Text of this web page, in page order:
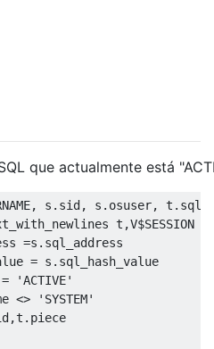
que actualmente está
, s . sid, s . osuser, t .
t ,V$
=s .
= s .
=
'ACTIVE'
<>
'SYSTEM'
,t .